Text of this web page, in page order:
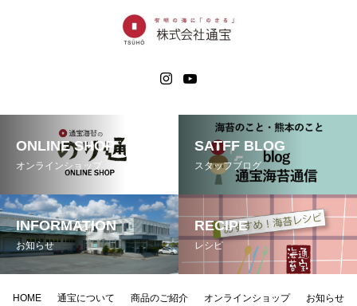
ONLINE SHOP
オンラインショップ
SATFF BLOG
スタッフブログ
INFORMATION
お知らせ
RECIPE
レシピ
HOME 通宝について 商品のご紹介 オンラインショップ お知らせ